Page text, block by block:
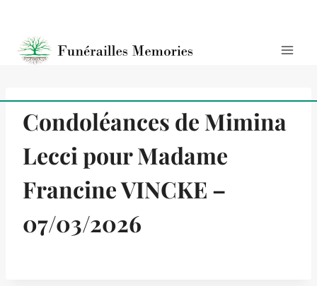
Condoléances de Mimina
Lecci pour Madame
Francine VINCKE –
07/03/2026